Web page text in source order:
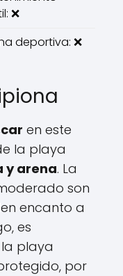
❌
deportiva: ❌
en este
la playa
y arena. La
son
encanto a
es
playa
por